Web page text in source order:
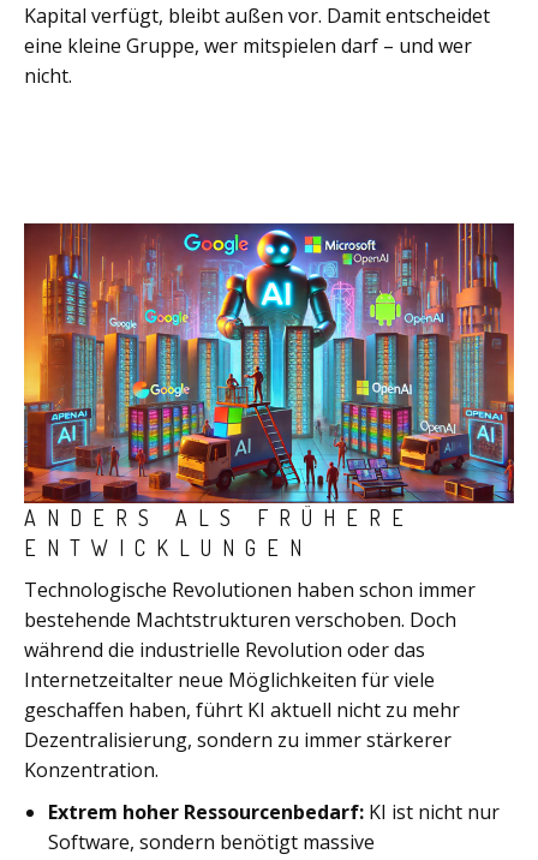
Kapital verfügt, bleibt außen vor. Damit entscheidet
eine kleine Gruppe, wer mitspielen darf – und wer
nicht.
ANDERS ALS FRÜHERE
ENTWICKLUNGEN
Technologische Revolutionen haben schon immer
bestehende Machtstrukturen verschoben. Doch
während die industrielle Revolution oder das
Internetzeitalter neue Möglichkeiten für viele
geschaffen haben, führt KI aktuell nicht zu mehr
Dezentralisierung, sondern zu immer stärkerer
Konzentration.
Extrem hoher Ressourcenbedarf: KI ist nicht nur
Software, sondern benötigt massive